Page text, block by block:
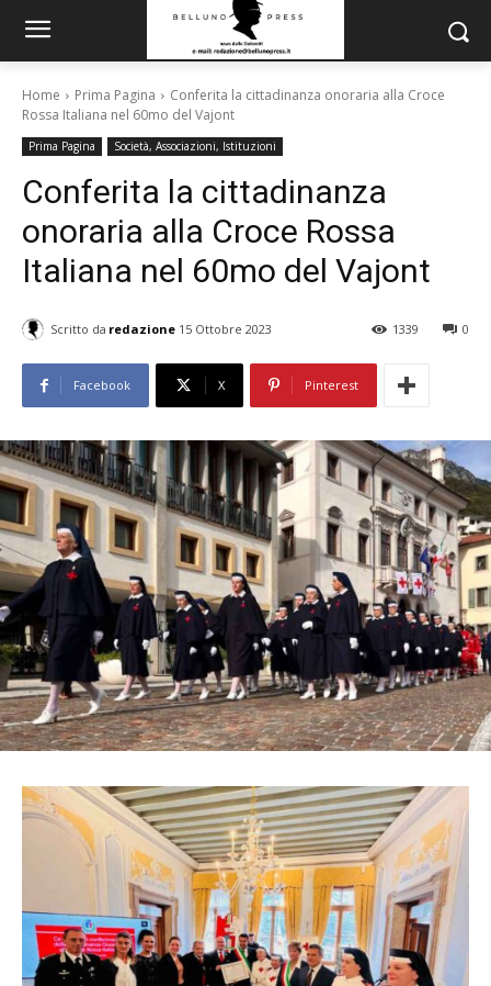
Home Prima Pagina
Conferita la cittadinanza onoraria alla Croce
Rossa Italiana nel 60mo del Vajont
Prima Pagina Società, Associazioni, Istituzioni
Conferita la cittadinanza
onoraria alla Croce Rossa
Italiana nel 60mo del Vajont
Scritto da redazione 15 Ottobre 2023 0
1339
Facebook X Pinterest